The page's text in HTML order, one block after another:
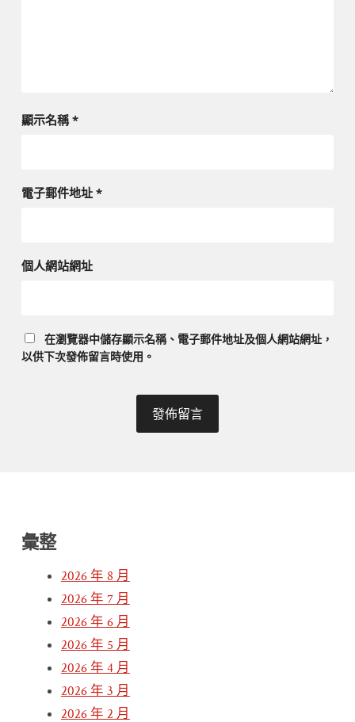
顯示名稱*
電子郵件地址 *
個人網站網址
在瀏覽器中儲存顯示名稱、電子郵件地址及個人網站網址，
以供下次發佈留言時使用。
彙整
2026 年 8 月
2026 年 7 月
2026 年 6 月
2026 年 5 月
2026 年 4 月
2026 年 3 月
2026 年 2 月